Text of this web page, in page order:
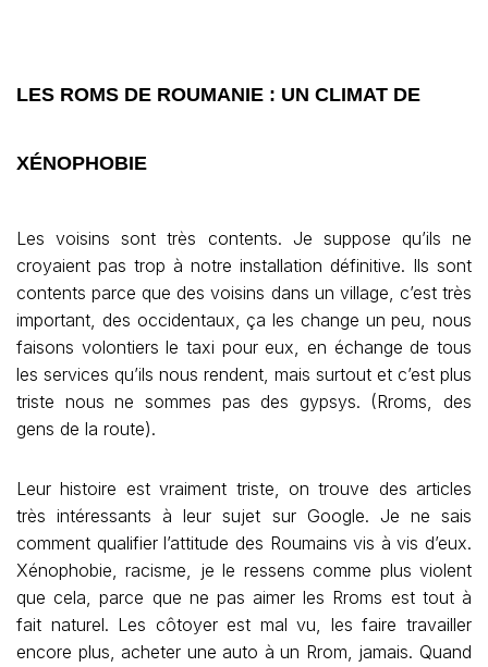
LES ROMS DE ROUMANIE : UN CLIMAT DE
XÉNOPHOBIE
Les voisins sont très contents. Je suppose qu’ils ne
croyaient pas trop à notre installation définitive. Ils sont
contents parce que des voisins dans un village, c’est très
important, des occidentaux, ça les change un peu, nous
faisons volontiers le taxi pour eux, en échange de tous
les services qu’ils nous rendent, mais surtout et c’est plus
triste nous ne sommes pas des gypsys. (Rroms, des
gens de la route).
Leur histoire est vraiment triste, on trouve des articles
très intéressants à leur sujet sur Google. Je ne sais
comment qualifier l’attitude des Roumains vis à vis d’eux.
Xénophobie, racisme, je le ressens comme plus violent
que cela, parce que ne pas aimer les Rroms est tout à
fait naturel. Les côtoyer est mal vu, les faire travailler
encore plus, acheter une auto à un Rrom, jamais. Quand